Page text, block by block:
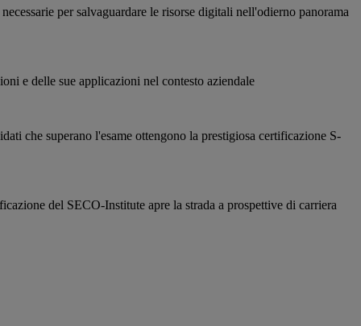
per salvaguardare le risorse digitali nell'odierno panorama
e delle sue applicazioni nel contesto aziendale
che superano l'esame ottengono la prestigiosa certificazione S-
del SECO-Institute apre la strada a prospettive di carriera